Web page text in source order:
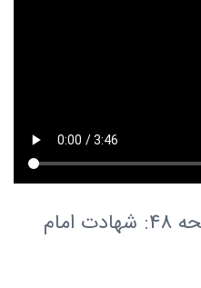
رمزینه جوان 8. 404. صفحه 48: شهادت امام